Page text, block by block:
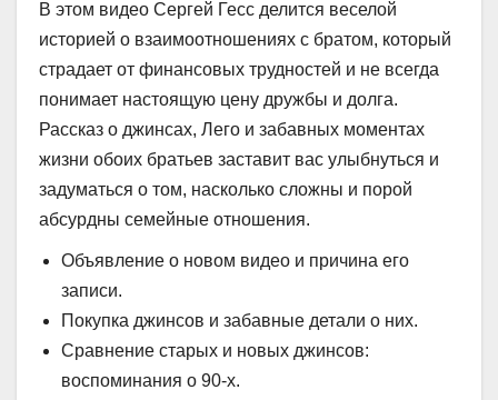
В этом видео Сергей Гесс делится веселой
историей о взаимоотношениях с братом, который
страдает от финансовых трудностей и не всегда
понимает настоящую цену дружбы и долга.
Рассказ о джинсах, Лего и забавных моментах
жизни обоих братьев заставит вас улыбнуться и
задуматься о том, насколько сложны и порой
абсурдны семейные отношения.
Объявление о новом видео и причина его
записи.
Покупка джинсов и забавные детали о них.
Сравнение старых и новых джинсов:
воспоминания о 90-х.